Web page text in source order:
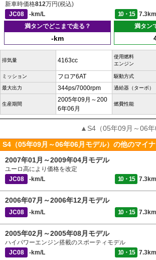
新車時価格812万円(税込)
JC08
-km/L 10・15
満タンでどこまで走る？
-km
満タン
排気量 4163cc
使用燃料
エンジン
ミッション フロア6AT 駆動方式
最大出力 344ps/7000rpm 過給器（ターボ）
生産期間
2005年09月～200
6年06月
燃費性能
▲S4（05年09月～06
S4（05年09月～06年06月モデル）の他のマイ
2007年01月～2009年04月モデル
ユーロ高により価格を改定
JC08
-km/L 10・15
2006年07月～2006年12月モデル
JC08 -km/L 10・15
2005年02月～2005年08月モデル
ハイパワーエンジン搭載のスポーティモデル
JC08
-km/L 10・15